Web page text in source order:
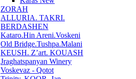
ZORAH
ALLURIA. TAKRI.
BERDASHEN
Kataro.Hin Areni.Voskeni
Old Bridge.Tushpa.Malani
KEUSH. Z’art. KOUASH
Jraghatspanyan Winery
Voskevaz - Qotot